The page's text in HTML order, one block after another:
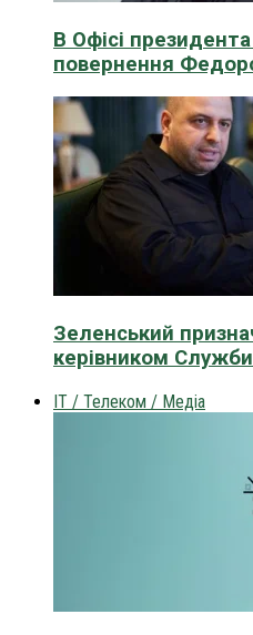
В Офісі
повернення
Зеленський
керівником Служби
IT / Телеком / Медіа